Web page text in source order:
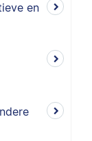
en